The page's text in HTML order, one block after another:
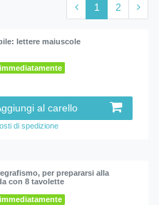
1 2
lettere maiuscole
al carello
di spedizione
per prepararsi alla
con 8 tavolette